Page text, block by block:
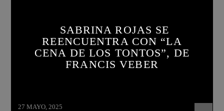
SABRINA ROJAS SE
REENCUENTRA CON “LA
CENA DE LOS TONTOS”, DE
FRANCIS VEBER
27 MAYO, 2025